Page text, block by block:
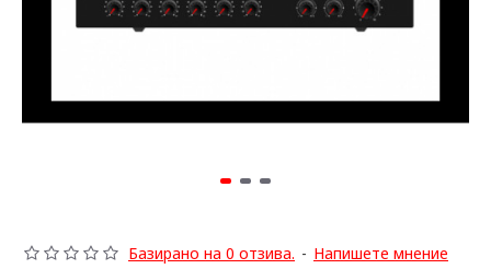
Базирано на 0 отзива. - Напишете мнение